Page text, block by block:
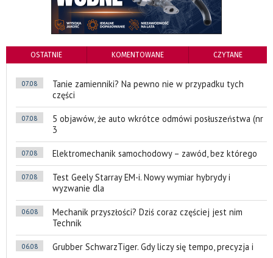
OSTATNIE KOMENTOWANE CZYTANE
07.08
Tanie zamienniki? Na pewno nie w przypadku tych
części
07.08
5 objawów, że auto wkrótce odmówi posłuszeństwa (nr
3
07.08 Elektromechanik samochodowy – zawód, bez którego
07.08
Test Geely Starray EM-i. Nowy wymiar hybrydy i
wyzwanie dla
06.08
Mechanik przyszłości? Dziś coraz częściej jest nim
Technik
06.08 Grubber SchwarzTiger. Gdy liczy się tempo, precyzja i